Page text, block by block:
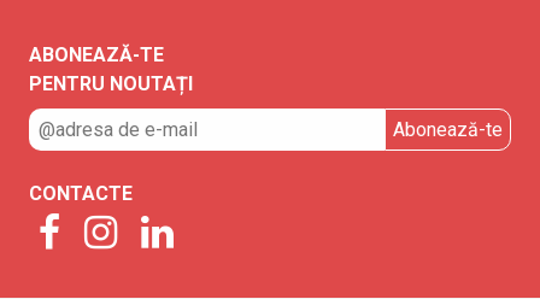
ABONEAZĂ-TE
PENTRU NOUTAȚI
CONTACTE